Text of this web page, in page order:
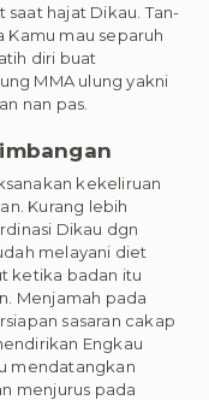
hajat Dikau. Tan-
mau separuh
diri buat
MMA ulung yakni
nan pas.
kekeliruan
Kurang lebih
Dikau dgn
melayani diet
ketika badan itu
Menjamah pada
sasaran cakap
Engkau
mendatangkan
menjurus pada